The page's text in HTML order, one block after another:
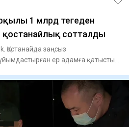
1 млрд теңгеден
қостанайлық сотталды
заңсыз
ер адамға қатысты